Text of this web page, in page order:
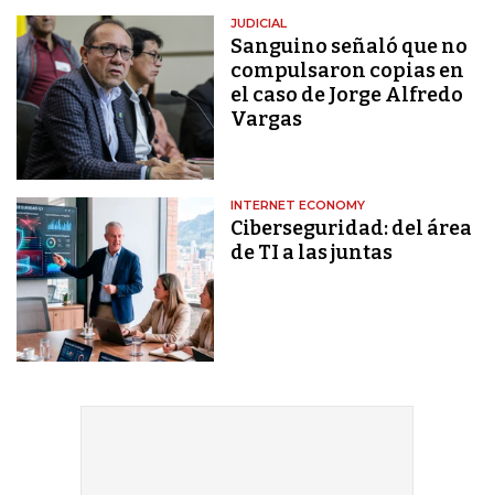
JUDICIAL
Sanguino señaló que no
compulsaron copias en
el caso de Jorge Alfredo
Vargas
INTERNET ECONOMY
Ciberseguridad: del área
de TI a las juntas